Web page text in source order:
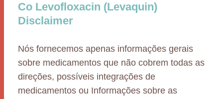
Co Levofloxacin (Levaquin)
Disclaimer
Nós fornecemos apenas informações gerais
sobre medicamentos que não cobrem todas as
direções, possíveis integrações de
medicamentos ou Informações sobre as